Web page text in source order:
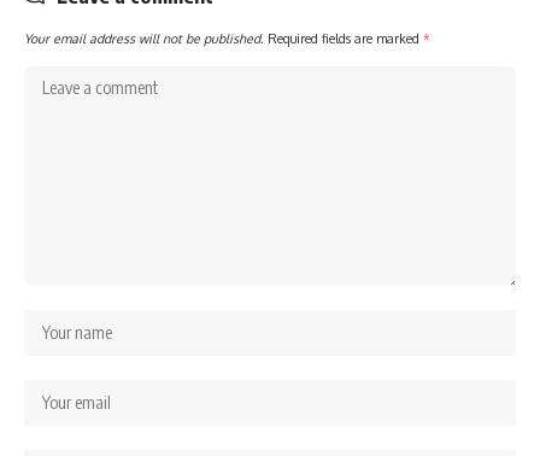
Your email address will not be published. Required fields are marked *